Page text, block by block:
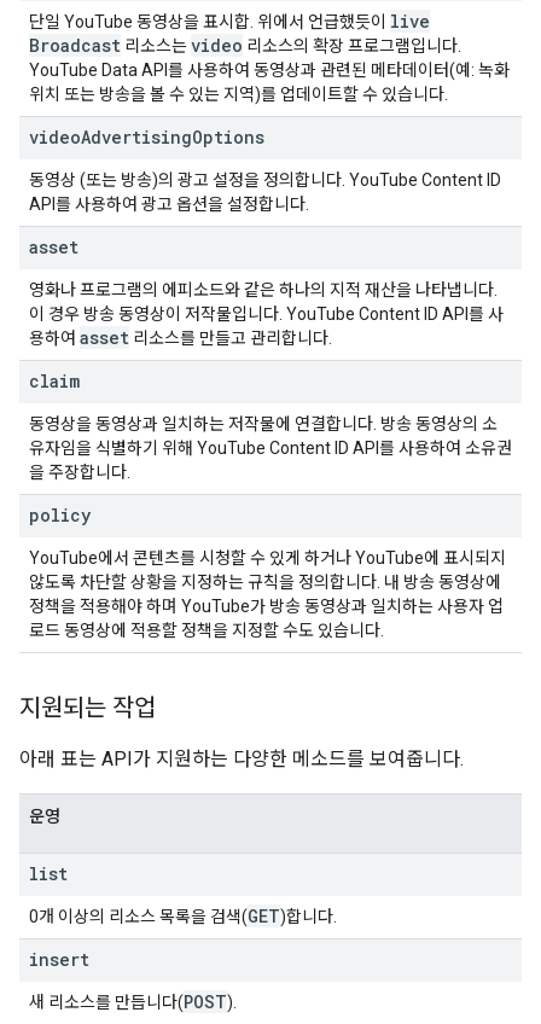
단일 YouTube 동영상을 표시합. 위에서 언급했듯이 live
Broadcast 리소스는video 리소스의 확장 프로그램입니다.
YouTube Data API를 사용하여 동영상과 관련된 메타데이터(예: 녹화
위치 또는 방송을 볼 수 있는 지역)를 업데이트할 수 있습니다.
videoAdvertisingOptions
동영상 (또는 방송)의 광고 설정을 정의합니다. YouTube Content ID
API 를 사용하여 광고 옵션을 설정합니다.
asset
영화나 프로그램의 에피소드와 같은 하나의 지적 재산을 나타냅니다.
이 경우 방송 동영상이 저작물입니다. YouTube Content ID API 를 사
용하여 asset 리소스를 만들고 관리합니다.
claim
동영상을 동영상과 일치하는 저작물에 연결합니다. 방송 동영상의 소
유자임을 식별하기 위해 YouTube Content ID API 를 사용하여 소유권
을 주장합니다.
policy
YouTube에서 콘텐츠를 시청할 수 있게 하거나 YouTube에 표시되지
않도록 차단할 상황을 지정하는 규칙을 정의합니다. 내 방송 동영상에
정책을 적용해야 하며 YouTube가 방송 동영상과 일치하는 사용자 업
로드 동영상에 적용할 정책을 지정할 수도 있습니다.
지원되는 작업
아래 표는 API가 지원하는 다양한 메소드를 보여줍니다.
운영
list
0개 이상의 리소스 목록을 검색(GET)합니다.
insert
새 리소스를 만듭니다(POST).